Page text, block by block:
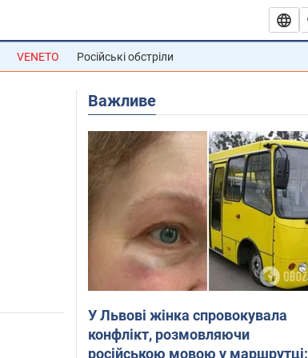
VENETO Російські обстріли
Важливе
У Львові жінка спровокувала
конфлікт, розмовляючи
російською мовою у маршрутці: